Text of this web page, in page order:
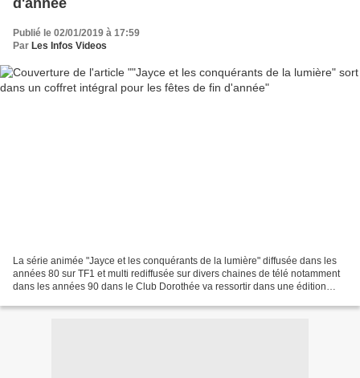
d'année
Publié le 02/01/2019 à 17:59
Par Les Infos Videos
La série animée "Jayce et les conquérants de la lumière" diffusée dans les
années 80 sur TF1 et multi rediffusée sur divers chaines de télé notamment
dans les années 90 dans le Club Dorothée va ressortir dans une édition